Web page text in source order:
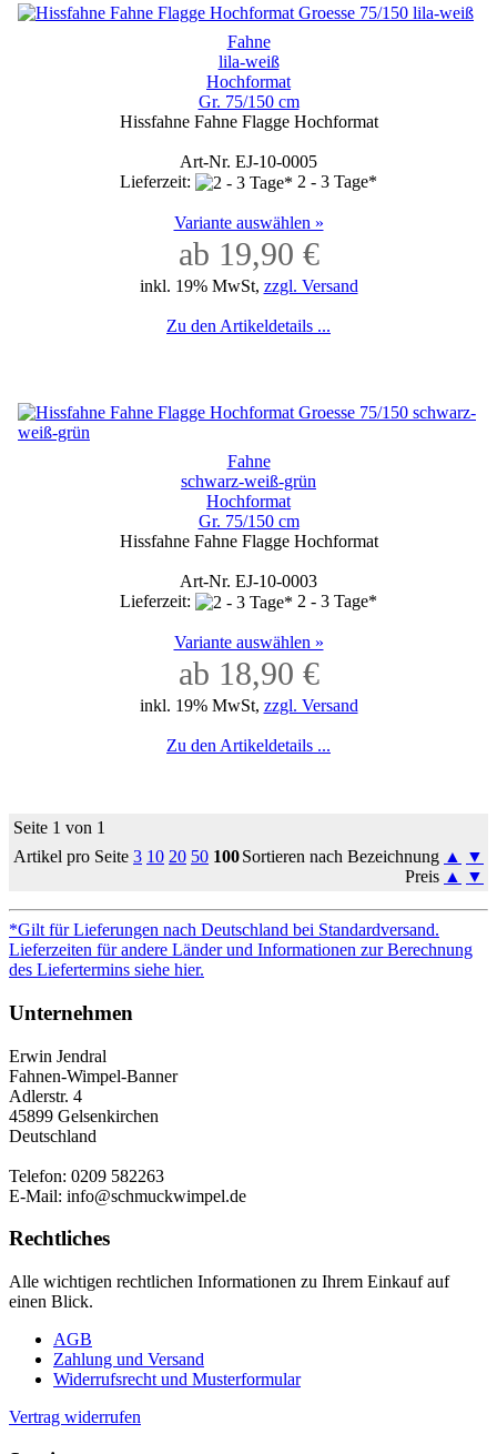
Fahne
lila-weiß
Hochformat
Gr. 75/150 cm
Hissfahne Fahne Flagge Hochformat
Art-Nr. EJ-10-0005
Lieferzeit:
2 - 3 Tage*
Variante auswählen »
ab 19,90 €
inkl. 19% MwSt, zzgl. Versand
Zu den Artikeldetails ...
Fahne
schwarz-weiß-grün
Hochformat
Gr. 75/150 cm
Hissfahne Fahne Flagge Hochformat
Art-Nr. EJ-10-0003
Lieferzeit:
2 - 3 Tage*
Variante auswählen »
ab 18,90 €
inkl. 19% MwSt, zzgl. Versand
Zu den Artikeldetails ...
Seite 1 von 1
Artikel pro Seite 3 10 20 50 100Sortieren nach Bezeichnung ▲
▼
Preis ▲ ▼
*Gilt für Lieferungen nach Deutschland bei Standardversand.
Lieferzeiten für andere Länder und Informationen zur Berechnung
des Liefertermins siehe hier.
Unternehmen
Erwin Jendral
Fahnen-Wimpel-Banner
Adlerstr. 4
45899 Gelsenkirchen
Deutschland
Telefon: 0209 582263
E-Mail: info@schmuckwimpel.de
Rechtliches
Alle wichtigen rechtlichen Informationen zu Ihrem Einkauf auf
einen Blick.
AGB
Zahlung und Versand
Widerrufsrecht und Musterformular
Vertrag widerrufen